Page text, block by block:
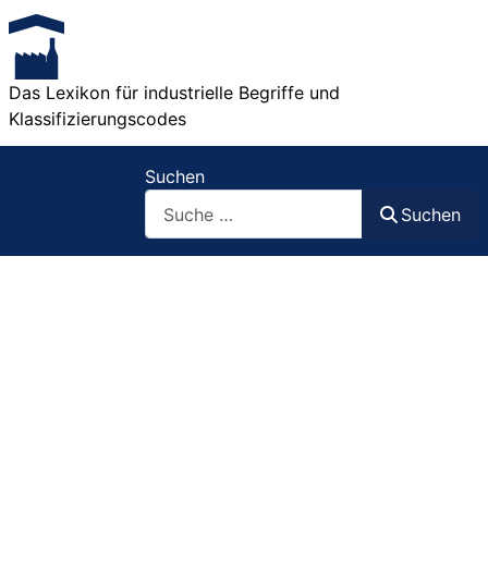
Das Lexikon für industrielle Begriffe und
Klassifizierungscodes
Suchen
Suchen